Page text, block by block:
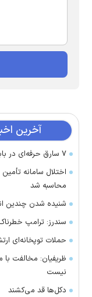
آخرین
۷ سارق حرفه‌ای در بابل دستگیر شدند
اختلال سامانه
محاسبه شد
شنیده شدن چندین
سندرز: ترامپ
حملات توپخانه‌ای
ظریفیان: مخالفت با
نیست
دکل‌ها قد می‌کشند